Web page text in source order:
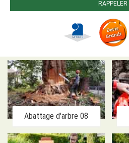
Abattage d'arbre 08